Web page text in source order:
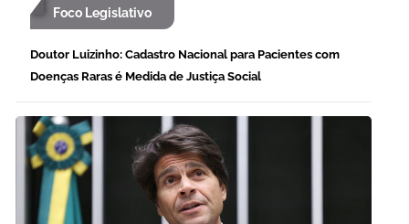
Foco Legislativo
Doutor Luizinho: Cadastro Nacional para Pacientes com
Doenças Raras é Medida de Justiça Social